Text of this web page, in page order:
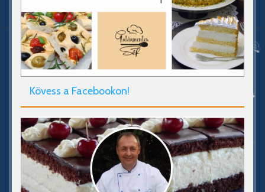
Kövess a Facebookon!